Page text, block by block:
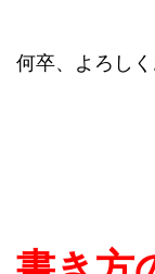
何卒、よろしく